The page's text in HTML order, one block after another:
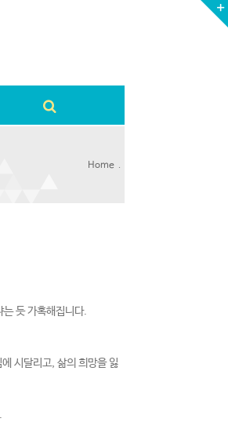
Home
는 듯 가혹해집니다.
시달리고, 삶의 희망을 잃